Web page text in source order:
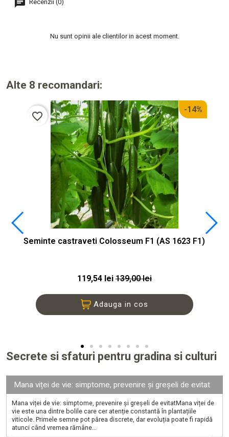
Recenzii (0)
Nu sunt opinii ale clientilor in acest moment.
Alte 8 recomandari:
Seminte castraveti Colosseum F1 (AS 1623 F1)
119,54 lei 139,00 lei
-14%
Adauga in cos
favorite_border
Secrete si sfaturi pentru gradina si culturi
Mana viței de vie: simptome, prevenire și greșeli de evitat
Mana viței de vie: simptome, prevenire și greșeli de evitatMana viței de
vie este una dintre bolile care cer atenție constantă în plantațiile
viticole. Primele semne pot părea discrete, dar evoluția poate fi rapidă
atunci când vremea rămâne...